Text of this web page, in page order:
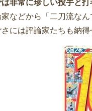
非常に珍しい投手と
などから「二刀流な
には評論家たちも納